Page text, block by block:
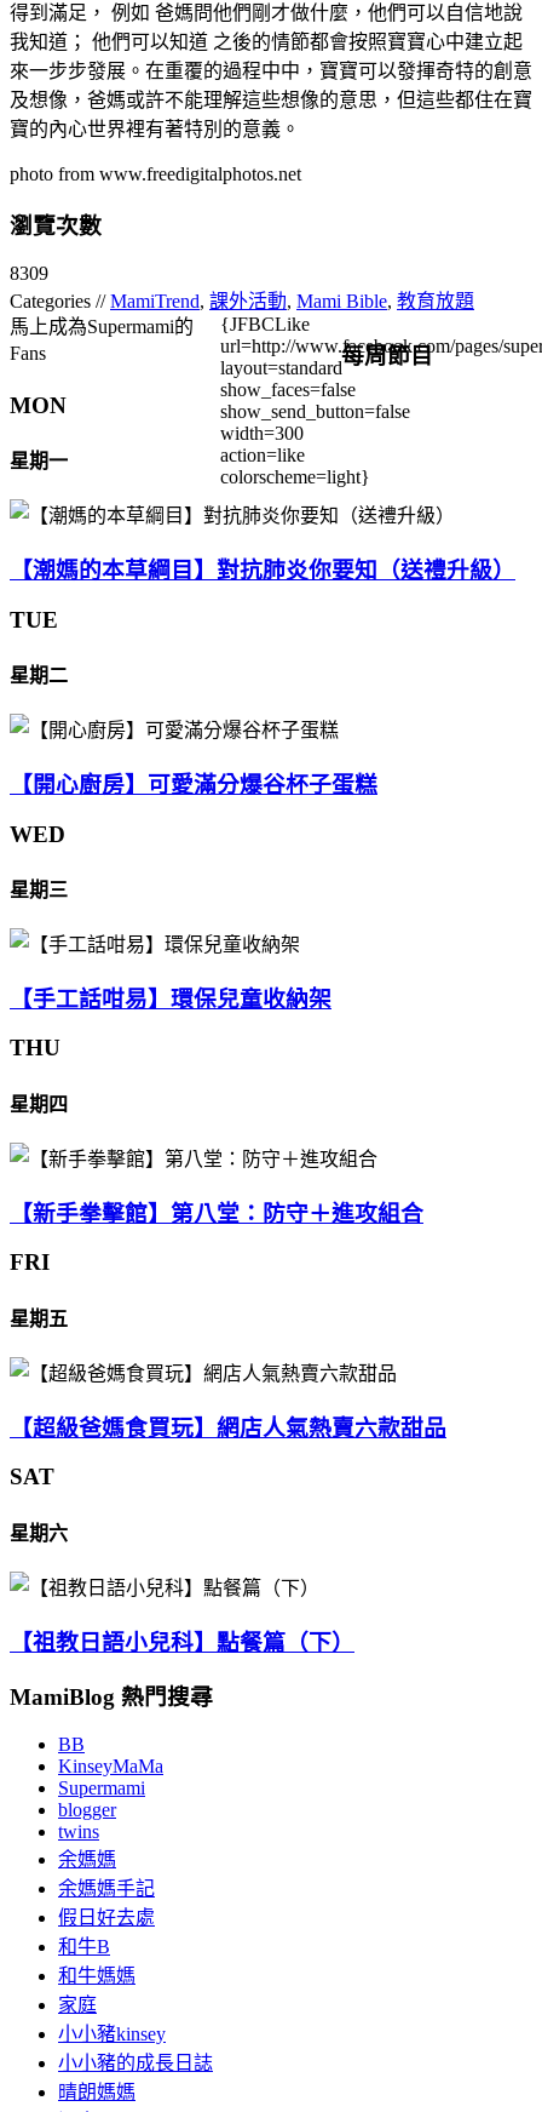
得到滿足， 例如 爸媽問他們剛才做什麼，他們可以自信地說
我知道； 他們可以知道 之後的情節都會按照寶寶心中建立起
來一步步發展。在重覆的過程中中，寶寶可以發揮奇特的創意
及想像，爸媽或許不能理解這些想像的意思，但這些都住在寶
寶的內心世界裡有著特別的意義。
photo from www.freedigitalphotos.net
瀏覽次數
8309
Categories //MamiTrend, 課外活動, Mami Bible, 教育放題
馬上成為Supermami的
Fans
{JFBCLike
url=http://www.facebook.com/pages/
layout=standard
show_faces=false
show_send_button=false
width=300
action=like
colorscheme=light}
每周節目
MON
星期一
【潮媽的本草綱目】對抗肺炎你要知（送禮升級）
TUE
星期二
【開心廚房】可愛滿分爆谷杯子蛋糕
WED
星期三
【手工話咁易】環保兒童收納架
THU
星期四
【新手拳擊館】第八堂：防守＋進攻組合
FRI
星期五
【超級爸媽食買玩】網店人氣熱賣六款甜品
SAT
星期六
【祖教日語小兒科】點餐篇（下）
MamiBlog 熱門搜尋
BB
KinseyMaMa
Supermami
blogger
twins
余媽媽
余媽媽手記
假日好去處
和牛B
和牛媽媽
家庭
小小豬kinsey
小小豬的成長日誌
晴朗媽媽